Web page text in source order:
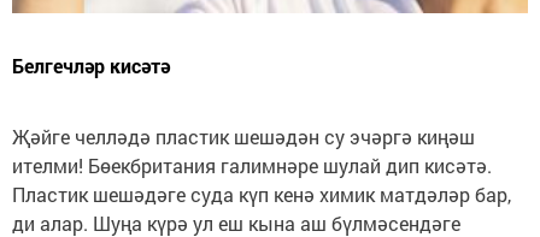
Белгечләр кисәтә
Җәйге челләдә пластик шешәдән су эчәргә киңәш
ителми! Бөекбритания галимнәре шулай дип кисәтә.
Пластик шешәдәге суда күп кенә химик матдәләр бар,
ди алар. Шуңа күрә ул еш кына аш бүлмәсендәге